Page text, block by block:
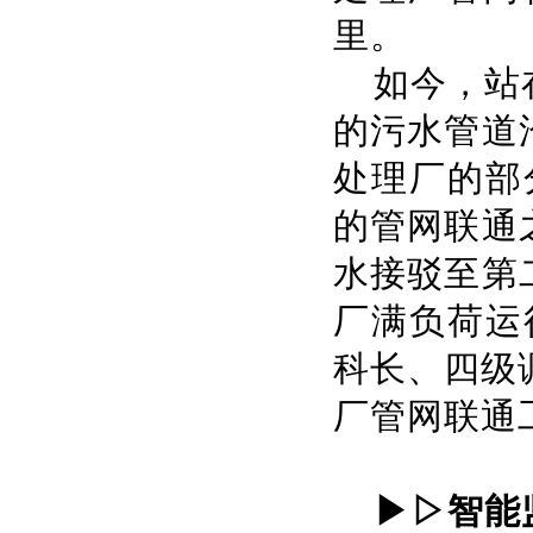
里。
如今，站
的污水管道
处理厂的
的管网联通
水接驳至第
厂满负荷
科长、四级
厂管网联通
▶▷智能